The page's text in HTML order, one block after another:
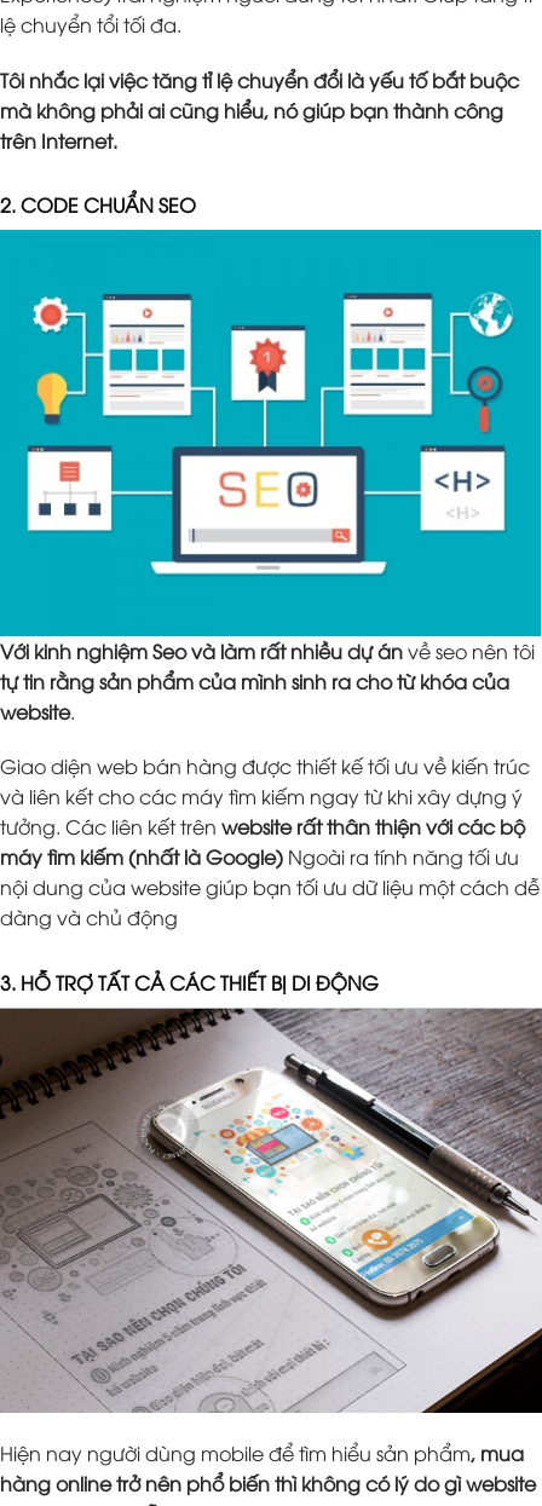
lệ chuyển tổi tối đa.
Tôi nhắc lại việc tăng tỉ lệ chuyển đổi là yếu tố bắt buộc
mà không phải ai cũng hiểu, nó giúp bạn thành công
trên Internet.
2. CODE CHUẨN SEO
Với kinh nghiệm Seo và làm rất nhiều dự ánvề seo nên tôi
tự tin rằng sản phẩm của mình sinh ra cho từ khóa của
website.
Giao diện web bán hàng được thiết kế tối ưu về kiến trúc
và liên kết cho các máy tìm kiếm ngay từ khi xây dựng ý
tưởng. Các liên kết trên website rất thân thiện với các bộ
máy tìm kiếm (nhất là Google) Ngoài ra tính năng tối ưu
nội dung của website giúp bạn tối ưu dữ liệu một cách dễ
dàng và chủ động
3. HỖ TRỢ TẤT CẢ CÁC THIẾT BỊ DI ĐỘNG
Hiện nay người dùng mobile để tìm hiểu sản phẩm, mua
hàng online trở nên phổ biến thì không có lý do gì website